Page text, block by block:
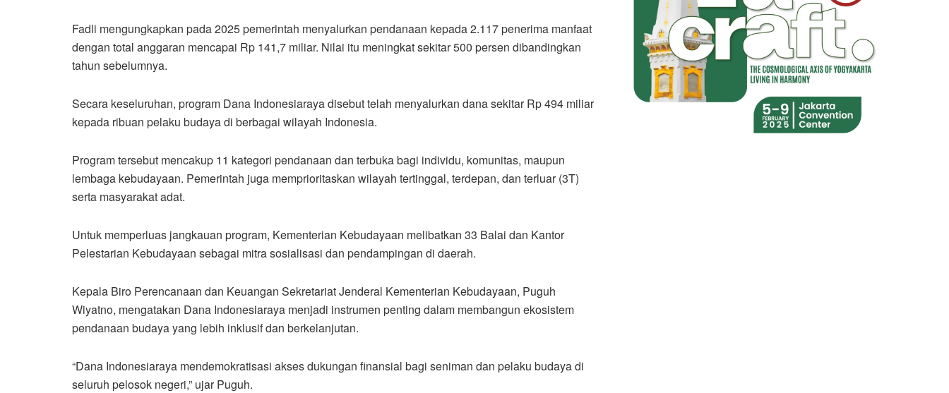
Fadli mengungkapkan pada 2025 pemerintah menyalurkan pendanaan kepada 2.117 penerima manfaat
dengan total anggaran mencapai Rp 141,7 miliar. Nilai itu meningkat sekitar 500 persen dibandingkan
tahun sebelumnya.
Secara keseluruhan, program Dana Indonesiaraya disebut telah menyalurkan dana sekitar Rp 494 miliar
kepada ribuan pelaku budaya di berbagai wilayah Indonesia.
Program tersebut mencakup 11 kategori pendanaan dan terbuka bagi individu, komunitas, maupun
lembaga kebudayaan. Pemerintah juga memprioritaskan wilayah tertinggal, terdepan, dan terluar (3T)
serta masyarakat adat.
Untuk memperluas jangkauan program, Kementerian Kebudayaan melibatkan 33 Balai dan Kantor
Pelestarian Kebudayaan sebagai mitra sosialisasi dan pendampingan di daerah.
Kepala Biro Perencanaan dan Keuangan Sekretariat Jenderal Kementerian Kebudayaan, Puguh
Wiyatno, mengatakan Dana Indonesiaraya menjadi instrumen penting dalam membangun ekosistem
pendanaan budaya yang lebih inklusif dan berkelanjutan.
“Dana Indonesiaraya mendemokratisasi akses dukungan finansial bagi seniman dan pelaku budaya di
seluruh pelosok negeri,” ujar Puguh.